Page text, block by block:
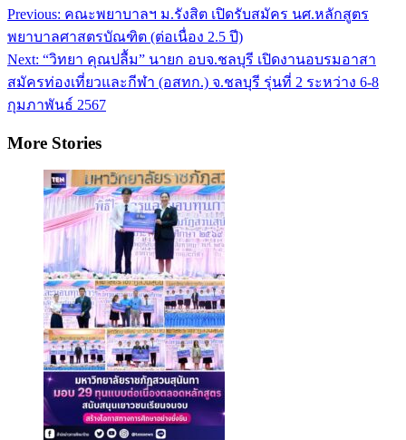
Post
navigation
Previous: คณะพยาบาลฯ ม.รังสิต เปิดรับสมัคร นศ.หลักสูตร
พยาบาลศาสตรบัณฑิต (ต่อเนื่อง 2.5 ปี)
Next: “วิทยา คุณปลื้ม” นายก อบจ.ชลบุรี เปิดงานอบรมอาสา
สมัครท่องเที่ยวและกีฬา (อสทก.) จ.ชลบุรี รุ่นที่ 2 ระหว่าง 6-8
กุมภาพันธ์ 2567
More Stories